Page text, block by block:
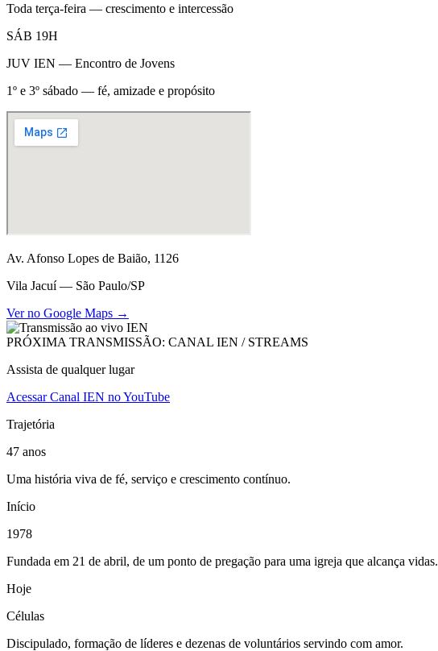
Toda terça-feira — crescimento e intercessão
SÁB 19H
JUV IEN — Encontro de Jovens
1º e 3º sábado — fé, amizade e propósito
Av. Afonso Lopes de Baião, 1126
Vila Jacuí — São Paulo/SP
Ver no Google Maps →
PRÓXIMA TRANSMISSÃO: CANAL IEN / STREAMS
Assista de qualquer lugar
Acessar Canal IEN no YouTube
Trajetória
47 anos
Uma história viva de fé, serviço e crescimento contínuo.
Início
1978
Fundada em 21 de abril, de um ponto de pregação para uma igreja que alcança vidas.
Hoje
Células
Discipulado, formação de líderes e dezenas de voluntários servindo com amor.